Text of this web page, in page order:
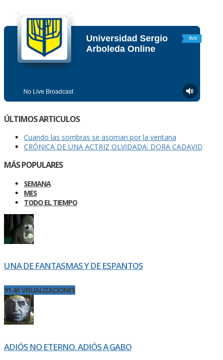
ÚLTIMOS ARTICULOS
Cuando las sombras se asoman por la ventana
CRÓNICA DE UNA ACTRIZ OLVIDADA: DORA CADAVID
MÁS POPULARES
SEMANA
MES
TODO EL TIEMPO
UNA DE FANTASMAS Y DE ESPANTOS
91.4K VISUALIZACIONES
ADIÓS NO ETERNO. ADIÓS A GABO